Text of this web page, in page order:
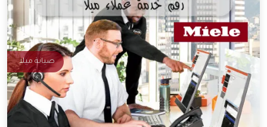
صيانة ميلا